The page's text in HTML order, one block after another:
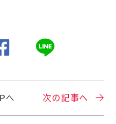
へ 次の記事へ